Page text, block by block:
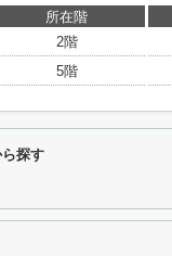
所在階
2階
5階
探す